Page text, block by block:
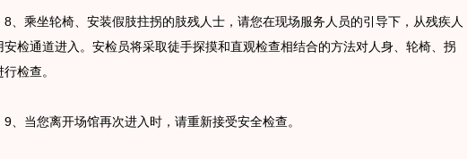
乘坐轮椅、安装假肢拄拐的肢残人士，请您在现场服务人员的引导下，从残疾人
安检通道进入。安检员将采取徒手探摸和直观检查相结合的方法对人身、轮椅、拐
检查。
当您离开场馆再次进入时，请重新接受安全检查。